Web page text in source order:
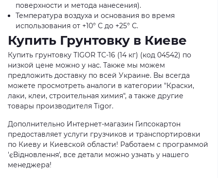
поверхности и метода нанесения).
Температура воздуха и основания во время
использования от +10° С до +25° С.
Купить Грунтовку в Киеве
Купить грунтовку TIGOR ТС-16 (14 кг) (код 04542) по
низкой цене можно у нас. Также мы можем
предложить доставку по всей Украине. Вы всегда
можете просмотреть аналоги в категории "Краски,
лаки, клеи, строительная химия", а также другие
товары производителя Tigor.
Дополнительно Интернет-магазин Гипсокартон
предоставляет услуги грузчиков и транспортировки
по Киеву и Киевской области! Работаем с программой
'єВідновлення', все детали можно узнать у нашего
менеджера!